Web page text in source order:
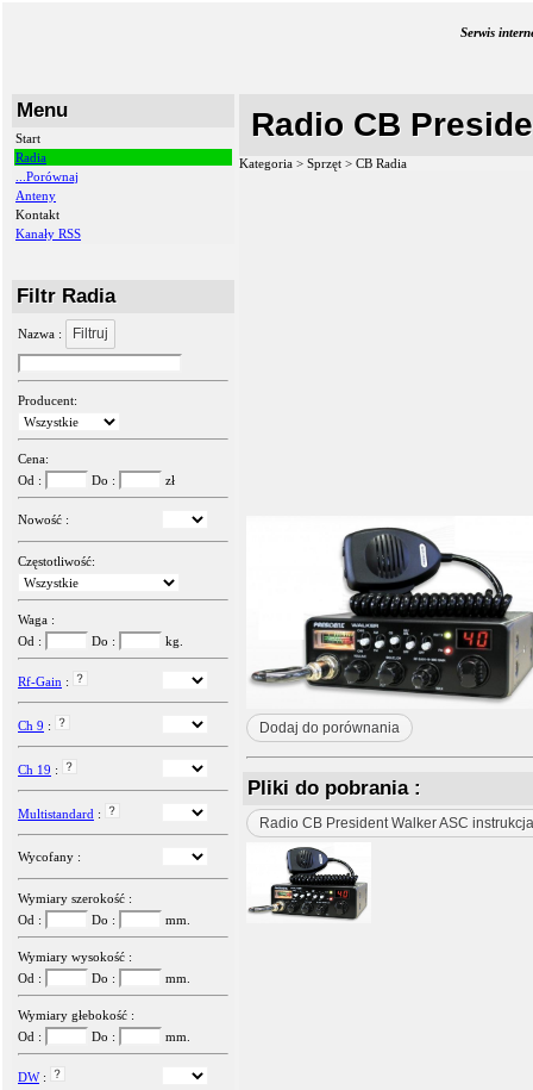
Serwis
Menu
Start
Radia
...Porównaj
Anteny
Kontakt
Kanały RSS
Filtr Radia
Nazwa : Filtruj
Producent:
Cena:
Od :
Do : zł
Nowość :
Częstotliwość:
Waga :
Od :
Do : kg.
Rf-Gain :
Ch 9 :
Ch 19 :
Multistandard :
Wycofany :
Wymiary szerokość :
Od :
Do : mm.
Wymiary wysokość :
Od :
Do : mm.
Wymiary głebokość :
Od :
Do : mm.
DW:
Radio CB
Kategoria > Sprzęt > CB Radia
Dodaj do porównania
Pliki do pobrania :
Radio CB President Walker ASC